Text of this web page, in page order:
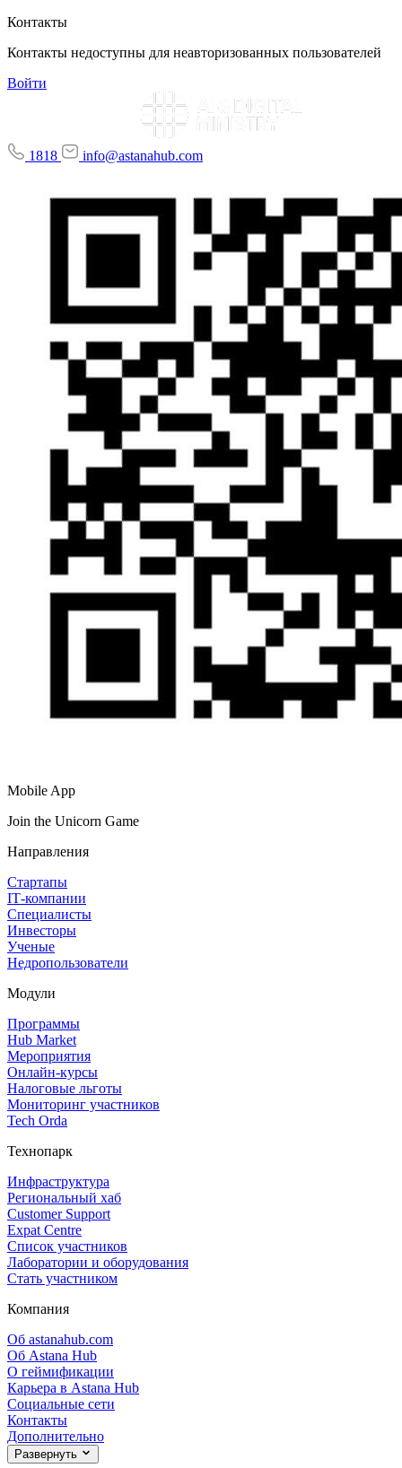
Контакты
Контакты недоступны для неавторизованных пользователей
Войти
1818 info@astanahub.com
Mobile App
Join the Unicorn Game
Направления
Стартапы
IT‑компании
Специалисты
Инвесторы
Ученые
Недропользователи
Модули
Программы
Hub Market
Мероприятия
Онлайн‑курсы
Налоговые льготы
Мониторинг участников
Tech Orda
Технопарк
Инфраструктура
Региональный хаб
Customer Support
Expat Centre
Список участников
Лаборатории и оборудования
Стать участником
Компания
Об astanahub.com
Об Astana Hub
О геймификации
Карьера в Astana Hub
Социальные сети
Контакты
Дополнительно
Развернуть